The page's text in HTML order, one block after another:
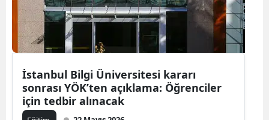
İstanbul Bilgi Üniversitesi kararı
sonrası YÖK’ten açıklama: Öğrenciler
için tedbir alınacak